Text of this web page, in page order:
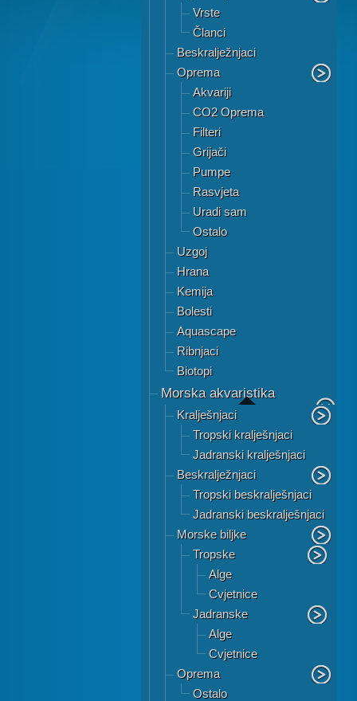
Vrste
Članci
Beskralježnjaci
Oprema
Akvariji
CO2 Oprema
Filteri
Grijači
Pumpe
Rasvjeta
Uradi sam
Ostalo
Uzgoj
Hrana
Kemija
Bolesti
Aquascape
Ribnjaci
Biotopi
Morska akvaristika
Kralješnjaci
Tropski kralješnjaci
Jadranski kralješnjaci
Beskralježnjaci
Tropski beskralješnjaci
Jadranski beskralješnjaci
Morske biljke
Tropske
Alge
Cvjetnice
Jadranske
Alge
Cvjetnice
Oprema
Ostalo